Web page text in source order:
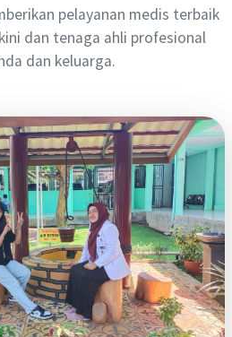
pelayanan medis terbaik
dan tenaga ahli profesional
dan keluarga.